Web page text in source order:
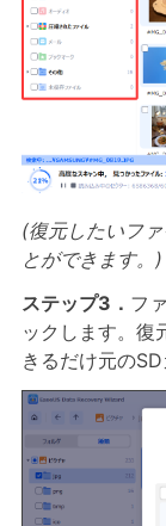
(復元したいフ
とができます。)
ステップ3． フ
ックします。復
きるだけ元の